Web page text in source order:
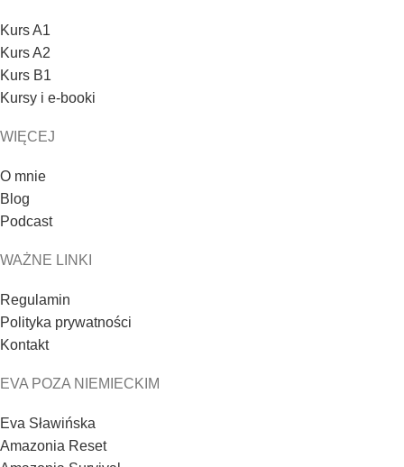
Kurs A1
Kurs A2
Kurs B1
Kursy i e-booki
WIĘCEJ
O mnie
Blog
Podcast
WAŻNE LINKI
Regulamin
Polityka prywatności
Kontakt
EVA POZA NIEMIECKIM
Eva Sławińska
Amazonia Reset